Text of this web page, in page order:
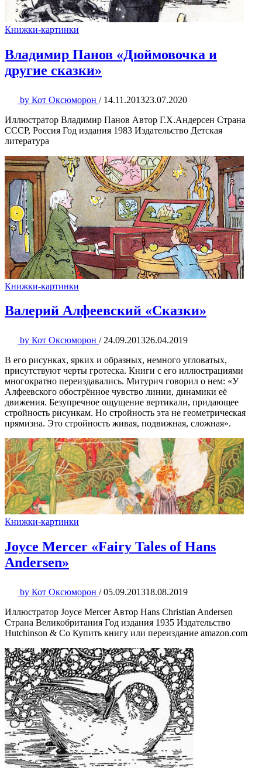
Книжки-картинки
Владимир Панов «Дюймовочка и
другие сказки»
by Кот Оксюморон / 14.11.201323.07.2020
Иллюстратор Владимир Панов Автор Г.Х.Андерсен Страна
СССР, Россия Год издания 1983 Издательство Детская
литература
Книжки-картинки
Валерий Алфеевский «Сказки»
by Кот Оксюморон / 24.09.201326.04.2019
В его рисунках, ярких и образных, немного угловатых,
присутствуют черты гротеска. Книги с его иллюстрациями
многократно переиздавались. Митурич говорил о нем: «У
Алфеевского обострённое чувство линии, динамики её
движения. Безупречное ощущение вертикали, придающее
стройность рисункам. Но стройность эта не геометрическая
прямизна. Это стройность живая, подвижная, сложная».
Книжки-картинки
Joyce Mercer «Fairy Tales of Hans
Andersen»
by Кот Оксюморон / 05.09.201318.08.2019
Иллюстратор Joyce Mercer Автор Hans Christian Andersen
Страна Великобритания Год издания 1935 Издательство
Hutchinson & Co Купить книгу или переиздание amazon.com